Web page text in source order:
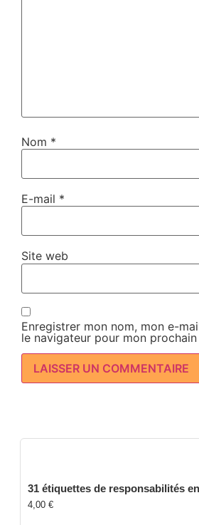
Nom *
E-mail *
Site web
Enregistrer mon nom, mon e-
le navigateur pour mon
31 étiquettes de responsabilités
4,00 €